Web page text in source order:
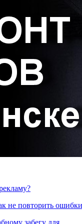
не повторить